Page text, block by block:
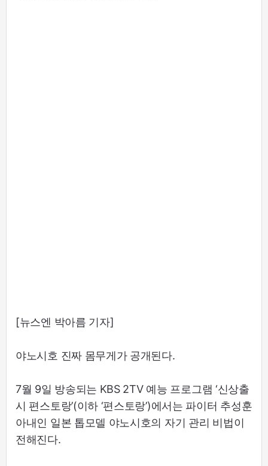
[뉴스엔 박아름 기자]
야노시호 진짜 몸무게가 공개된다.
7월 9일 방송되는 KBS 2TV 예능 프로그램 ‘신상출
시 편스토랑’(이하 ‘편스토랑’)에서는 파이터 추성훈
아내인 일본 톱모델 야노시호의 자기 관리 비법이
전해진다.